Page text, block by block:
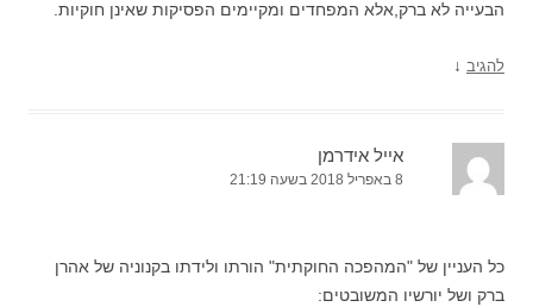
הבעייה לא ברק,אלא המפחדים ומקיימים הפסיקות שאינן חוקיות.
להגיב ↓
אייל אידרמן
8 באפריל 2018 בשעה 21:19
כל העניין של "המהפכה החוקתית" הורתו ולידתו בקנוניה של אהרן
ברק ושל יורשיו המשובטים: